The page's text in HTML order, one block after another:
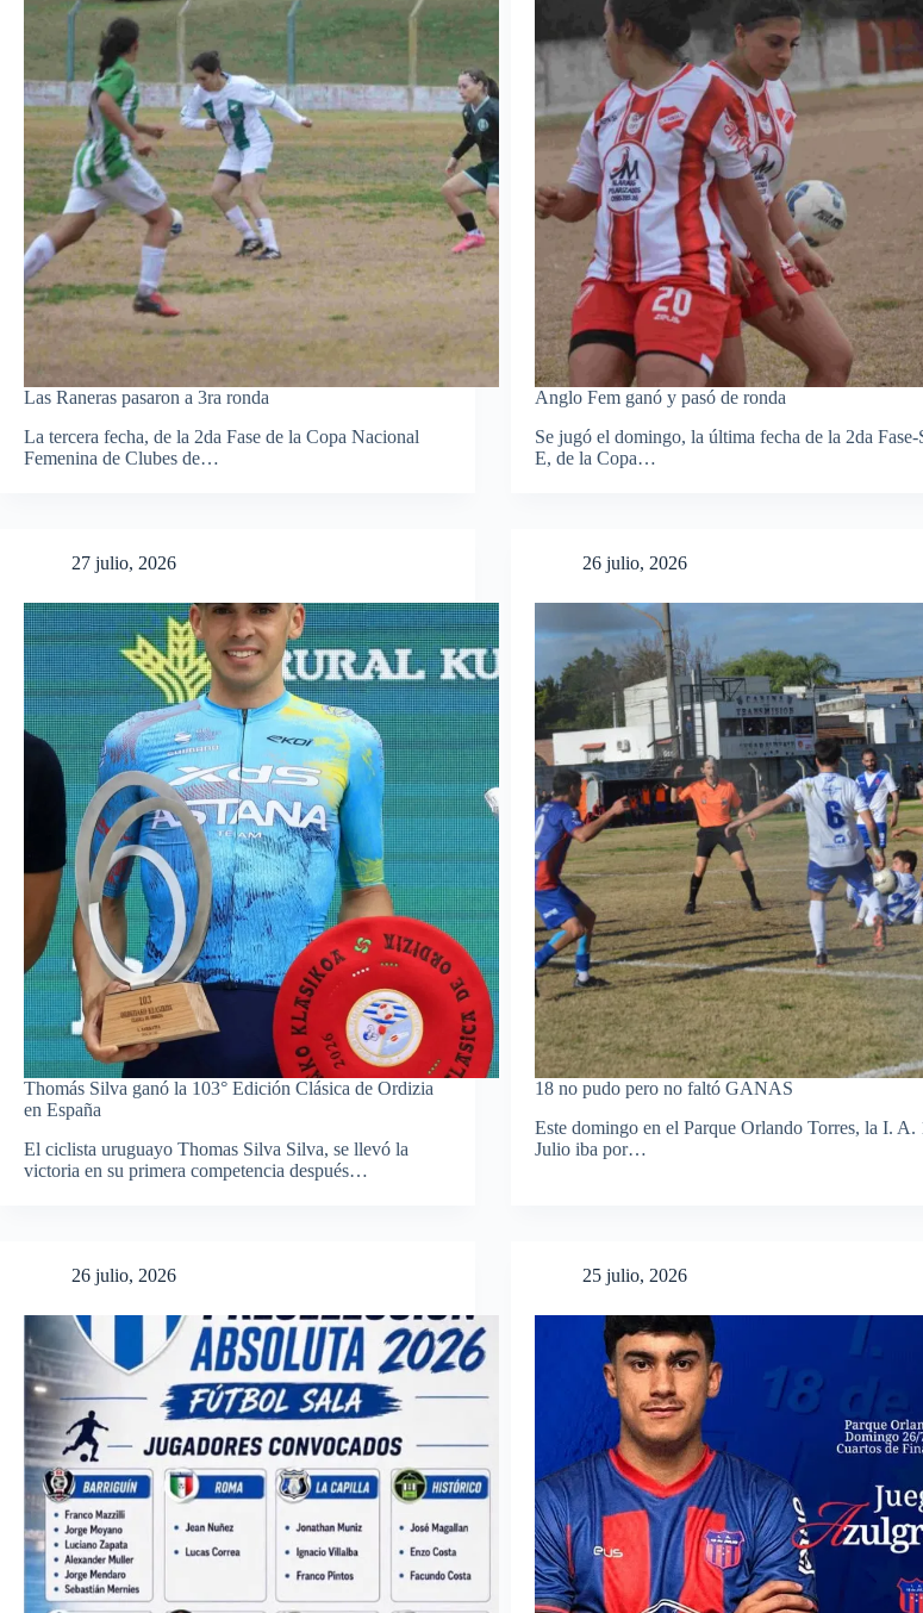
Las Raneras pasaron a 3ra ronda
La tercera fecha, de la 2da Fase de la Copa Nacional
Femenina de Clubes de…
Anglo Fem ganó y pasó de ronda
Se jugó el domingo, la última fecha de la 2da Fase-
E, de la Copa…
27 julio, 2026
Thomás Silva ganó la 103° Edición Clásica de Ordizia
en España
El ciclista uruguayo Thomas Silva Silva, se llevó la
victoria en su primera competencia después…
26 julio, 2026
18 no pudo pero no faltó GANAS
Este domingo en el Parque Orlando Torres, la I. A.
Julio iba por…
26 julio, 2026 25 julio, 2026